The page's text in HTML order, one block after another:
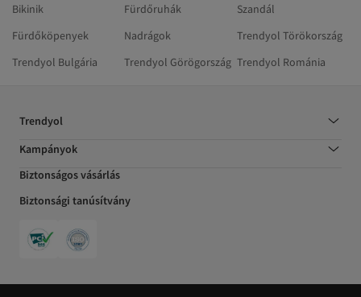
Bikinik
Fürdőruhák
Szandál
Fürdőköpenyek
Nadrágok
Trendyol Törökország
Trendyol Bulgária
Trendyol Görögország Trendyol Románia
Trendyol
Kampányok
Biztonságos vásárlás
Biztonsági tanúsítvány